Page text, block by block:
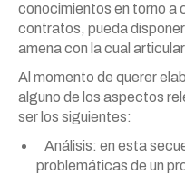
conocimientos en torno a
contratos, pueda
amena con la cual
Al momento de querer
alguno de los aspectos
ser los siguientes:
Análisis: en esta
problemáticas de un